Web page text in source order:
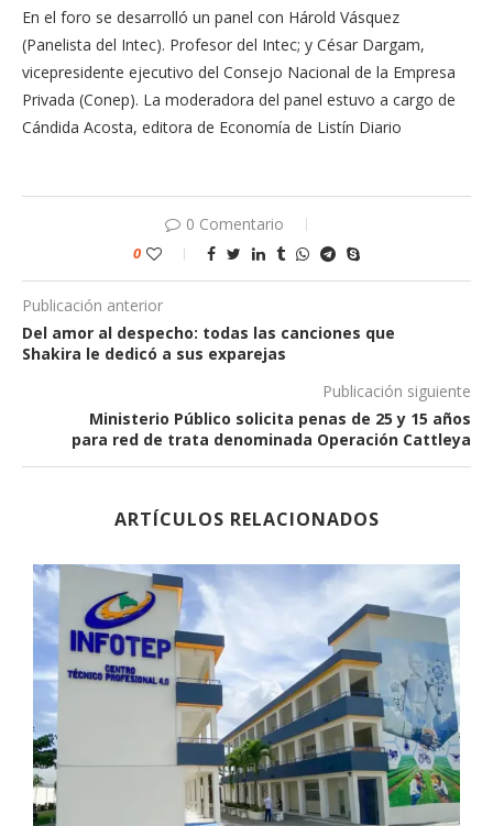
En el foro se desarrolló un panel con Hárold Vásquez
(Panelista del Intec). Profesor del Intec; y César Dargam,
vicepresidente ejecutivo del Consejo Nacional de la Empresa
Privada (Conep). La moderadora del panel estuvo a cargo de
Cándida Acosta, editora de Economía de Listín Diario
0 Comentario
0
Publicación anterior
Del amor al despecho: todas las canciones que
Shakira le dedicó a sus exparejas
Publicación siguiente
Ministerio Público solicita penas de 25 y 15 años
para red de trata denominada Operación Cattleya
ARTÍCULOS RELACIONADOS